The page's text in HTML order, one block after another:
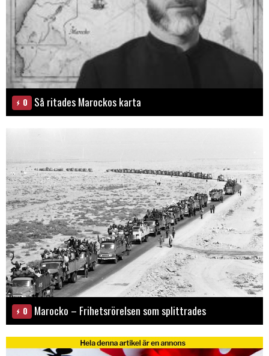
0 Så ritades Marockos karta
0 Marocko – Frihetsrörelsen som splittrades